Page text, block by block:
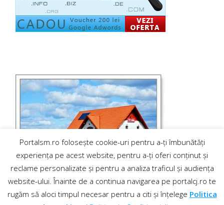
Portalsm.ro folosește cookie-uri pentru a-ți îmbunătăți
experiența pe acest website, pentru a-ți oferi conținut și
reclame personalizate și pentru a analiza traficul și audiența
website-ului. Înainte de a continua navigarea pe portalcj.ro te
rugăm să aloci timpul necesar pentru a citi și înțelege Politica